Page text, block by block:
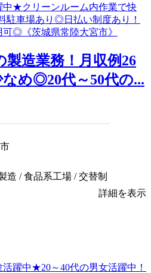
造業務！月収例26
め◎20代～50代の...
造 / 食品系工場 / 交替制
詳細を表示